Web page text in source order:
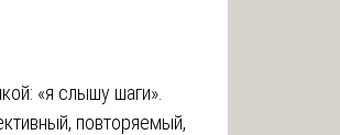
«я слышу шаги».
повторяемый,